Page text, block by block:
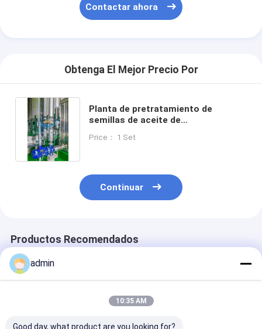
Contactar ahora
Obtenga El Mejor Precio Por
Planta de pretratamiento de
semillas de aceite de
grado totalmente automático
Price： 1 Set
Continuar
Productos Recomendados
admin
10:35 AM
Good day, what product are you looking for?